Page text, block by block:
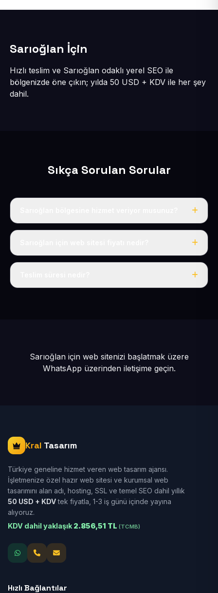
Sarıoğlan İçin
Hızlı teslim ve Sarıoğlan odaklı yerel SEO ile
bölgenizde öne çıkın; yılda 50 USD + KDV ile her şey
dahil.
Sıkça Sorulan Sorular
Evet, Sarıoğlan dahil tüm Sarıoğlan bölgesine eksiksiz
Tek fiyat: yılda 50 USD + KDV, her şey dahil.
Sarıoğlan için web sitenizi başlatmak üzere
WhatsApp üzerinden iletişime geçin.
Kral Tasarım
Türkiye geneline hizmet veren web tasarım ajansı.
İşletmenize özel hazır web sitesi ve kurumsal web
tasarımını alan adı, hosting, SSL ve temel SEO dahil yıllık
50 USD + KDVtek fiyatla, 1-3 iş günü içinde yayına
alıyoruz.
KDV dahil yaklaşık 2.856,51 TL (TCMB)
Hızlı Bağlantılar